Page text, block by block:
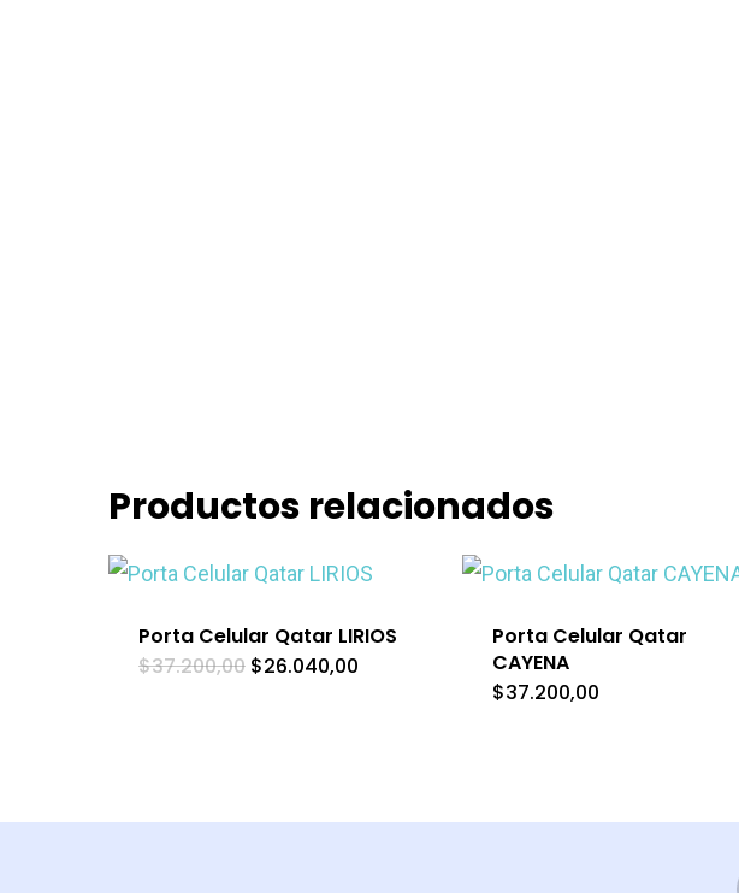
Productos relacionados
Porta Celular Qatar LIRIOS
$37.200,00 El
$26.040,00
Porta Celular Qatar
CAYENA
$37.200,00